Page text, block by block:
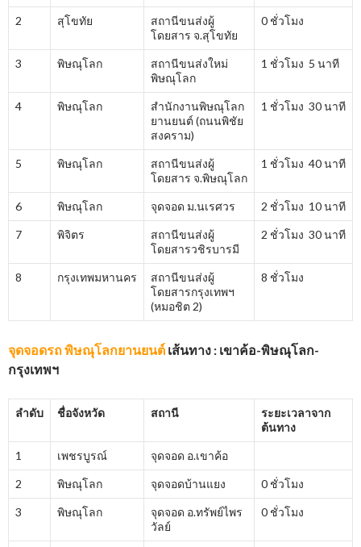
2 สุโขทัย
สถานีขนส่งผู้
โดยสาร จ.สุโขทัย
0 ชั่วโมง
3 พิษณุโลก
สถานีขนส่งใหม่
พิษณุโลก
1 ชั่วโมง 5 นาที
4 พิษณุโลก
สำนักงานพิษณุโลก
ยานยนต์ (ถนนพิชัย
สงคราม)
1 ชั่วโมง 30 นาที
5 พิษณุโลก
สถานีขนส่งผู้
โดยสาร จ.พิษณุโลก
1 ชั่วโมง 40 นาที
6 พิษณุโลก จุดจอด ม.นเรศวร 2 ชั่วโมง 10 นาที
7 พิจิตร
สถานีขนส่งผู้
โดยสารวชิรบารมี
2 ชั่วโมง 30 นาที
8 กรุงเทพมหานคร
สถานีขนส่งผู้
โดยสารกรุงเทพฯ
(หมอชิต 2)
8 ชั่วโมง
จุดจอดรถ พิษณุโลกยานยนต์ เส้นทาง : เขาค้อ-พิษณุโลก-
กรุงเทพฯ
ลำดับ ชื่อจังหวัด สถานี
ระยะเวลาจาก
ต้นทาง
1 เพชรบูรณ์ จุดจอด อ.เขาค้อ
2 พิษณุโลก จุดจอดบ้านแยง 0 ชั่วโมง
3 พิษณุโลก
จุดจอด อ.ทรัพย์ไพร
วัลย์
0 ชั่วโมง